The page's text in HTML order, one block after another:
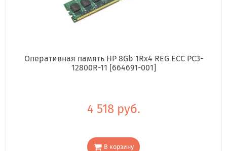
Оперативная память HP 8Gb 1Rx4 REG ECC PC3-
12800R-11 [664691-001]
4 518 руб.
В корзину